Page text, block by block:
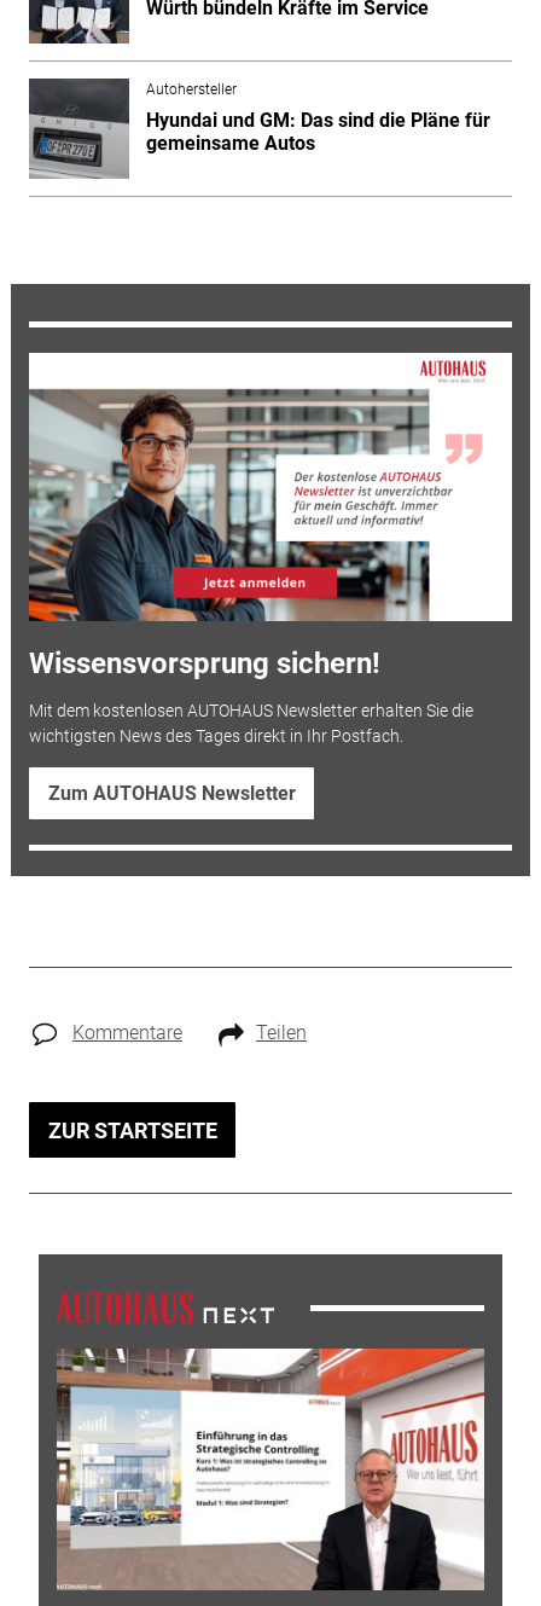
Würth bündeln Kräfte im Service
Autohersteller
Hyundai und GM: Das sind die Pläne für
gemeinsame Autos
Wissensvorsprung sichern!
Mit dem kostenlosen AUTOHAUS Newsletter erhalten Sie die
wichtigsten News des Tages direkt in Ihr Postfach.
Zum AUTOHAUS Newsletter
Kommentare Teilen
ZUR STARTSEITE